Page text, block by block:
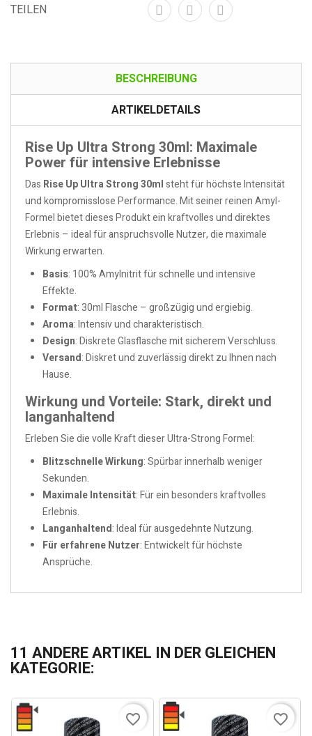
TEILEN
BESCHREIBUNG
ARTIKELDETAILS
Rise Up Ultra Strong 30ml: Maximale
Power für intensive Erlebnisse
Das Rise Up Ultra Strong 30mlsteht für höchste Intensität
und kompromisslose Performance. Mit seiner reinen Amyl-
Formel bietet dieses Produkt ein kraftvolles und direktes
Erlebnis – ideal für anspruchsvolle Nutzer, die maximale
Wirkung erwarten.
Basis: 100% Amylnitrit für schnelle und intensive
Effekte.
Format: 30ml Flasche – großzügig und ergiebig.
Aroma: Intensiv und charakteristisch.
Design: Diskrete Glasflasche mit sicherem Verschluss.
Versand: Diskret und zuverlässig direkt zu Ihnen nach
Hause.
Wirkung und Vorteile: Stark, direkt und
langanhaltend
Erleben Sie die volle Kraft dieser Ultra-Strong Formel:
Blitzschnelle Wirkung: Spürbar innerhalb weniger
Sekunden.
Maximale Intensität: Für ein besonders kraftvolles
Erlebnis.
Langanhaltend: Ideal für ausgedehnte Nutzung.
Für erfahrene Nutzer: Entwickelt für höchste
Ansprüche.
11 ANDERE ARTIKEL IN DER GLEICHEN
KATEGORIE:
favorite_border favorite_border